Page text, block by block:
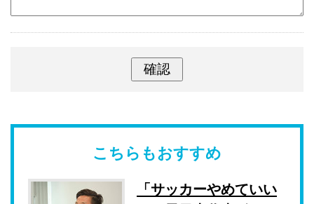
こちらもおすすめ
「サッカーやめていい